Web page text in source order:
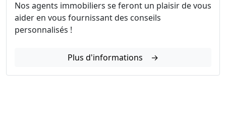
Nos agents immobiliers se feront un plaisir de vous
aider en vous fournissant des conseils
personnalisés !
Plus d'informations →